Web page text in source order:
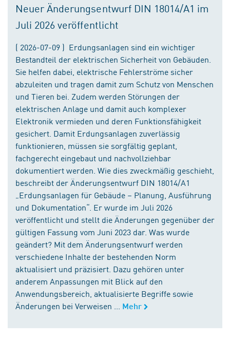
Neuer Änderungsentwurf DIN 18014/A1 im
Juli 2026 veröffentlicht
( 2026-07-09 ) Erdungsanlagen sind ein wichtiger
Bestandteil der elektrischen Sicherheit von Gebäuden.
Sie helfen dabei, elektrische Fehlerströme sicher
abzuleiten und tragen damit zum Schutz von Menschen
und Tieren bei. Zudem werden Störungen der
elektrischen Anlage und damit auch komplexer
Elektronik vermieden und deren Funktionsfähigkeit
gesichert. Damit Erdungsanlagen zuverlässig
funktionieren, müssen sie sorgfältig geplant,
fachgerecht eingebaut und nachvollziehbar
dokumentiert werden. Wie dies zweckmäßig geschieht,
beschreibt der Änderungsentwurf DIN 18014/A1
„Erdungsanlagen für Gebäude – Planung, Ausführung
und Dokumentation“. Er wurde im Juli 2026
veröffentlicht und stellt die Änderungen gegenüber der
gültigen Fassung vom Juni 2023 dar. Was wurde
geändert? Mit dem Änderungsentwurf werden
verschiedene Inhalte der bestehenden Norm
aktualisiert und präzisiert. Dazu gehören unter
anderem Anpassungen mit Blick auf den
Anwendungsbereich, aktualisierte Begriffe sowie
Änderungen bei Verweisen ...
Mehr